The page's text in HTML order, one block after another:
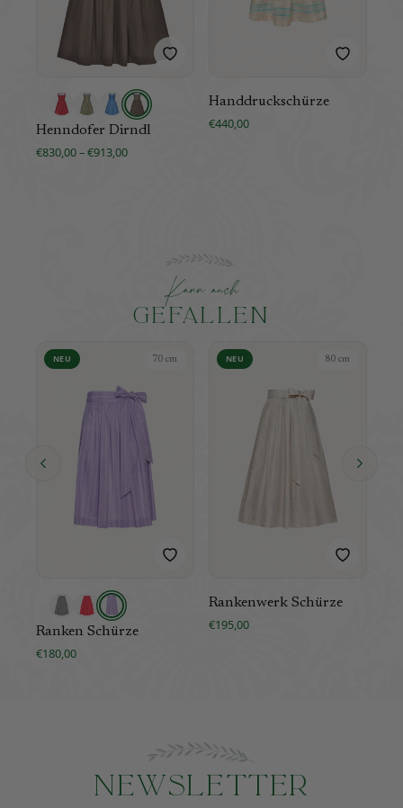
Henndofer Dirndl
€830,00 – €913,00
Handdruckschürze
€440,00
Kannauch
GEFALLEN
NEU 70 cm
Ranken Schürze
€180,00
NEU 80 cm
Rankenwerk Schürze
€195,00
Newsletter